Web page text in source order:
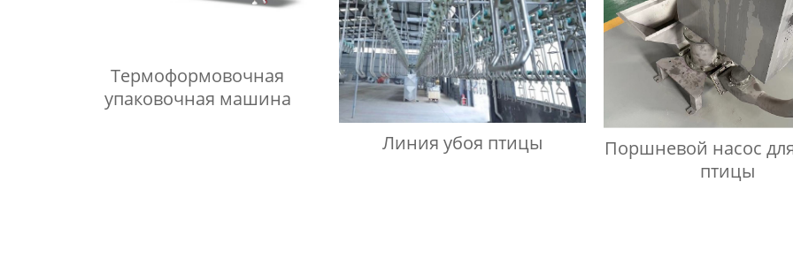
Термоформовочная
упаковочная машина
Линия убоя птицы
Поршневой насос
птицы